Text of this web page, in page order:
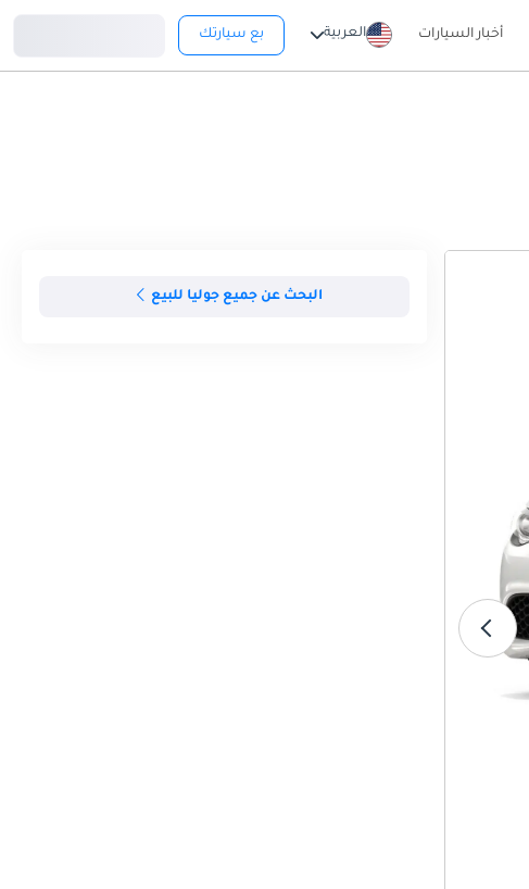
أخبار السيارات العربية بع سيارتك
البحث عن جميع جوليا للبيع